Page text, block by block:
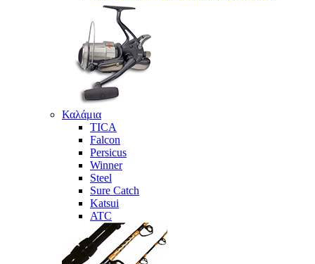
Καλάμια
TICA
Falcon
Persicus
Winner
Steel
Sure Catch
Katsui
ATC